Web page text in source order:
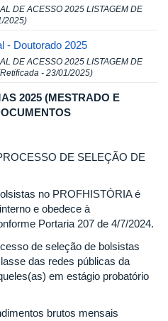
DE ACESSO 2025 LISTAGEM DE
2025)
- Doutorado 2025
DE ACESSO 2025 LISTAGEM DE
- 23/01/2025)
2025 (MESTRADO E
DE SELEÇÃO DE
no PROFHISTÓRIA é
e obedece à
Portaria 207 de 4/7/2024.
de seleção de bolsistas
das redes públicas da
em estágio probatório
brutos mensais